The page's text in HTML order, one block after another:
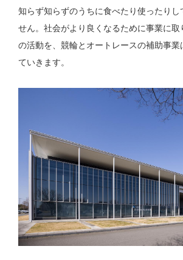
知らず知らずのうちに食べたり使ったりし
せん。社会がより良くなるために事業に取
の活動を、競輪とオートレースの補助事業
ていきます。